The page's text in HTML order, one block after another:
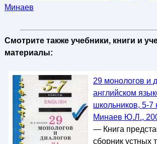
Минаев
Смотрите также учебники, книги и
материалы:
29 монологов и
английском
школьников, 5-7
Минаев Ю.Л.,
— Книга
сборник устных